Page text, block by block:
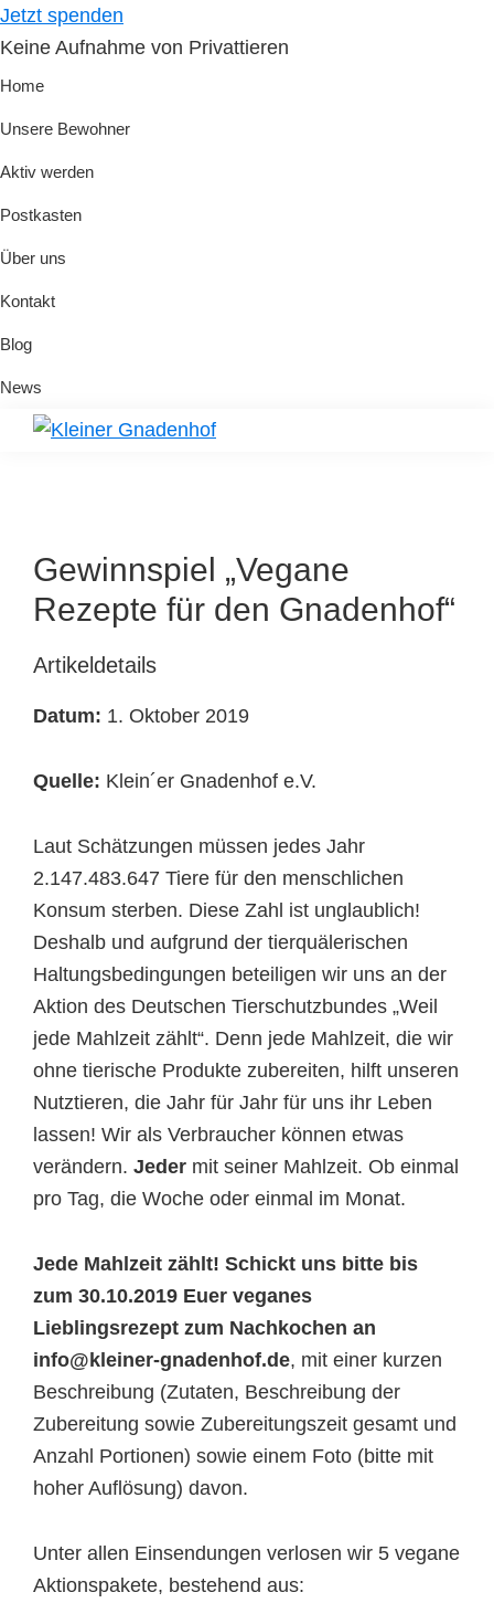
Skip
to
primary
Skip
to
main
Jetzt spenden
Keine Aufnahme von Privattieren
Home
Unsere Bewohner
Aktiv werden
Postkasten
Über uns
Kontakt
Blog
News
Gewinnspiel „Vegane
Rezepte für den Gnadenhof“
Artikeldetails
Datum: 1. Oktober 2019
Quelle: Klein´er Gnadenhof e.V.
Laut Schätzungen müssen jedes Jahr
2.147.483.647 Tiere für den menschlichen
Konsum sterben. Diese Zahl ist unglaublich!
Deshalb und aufgrund der tierquälerischen
Haltungsbedingungen beteiligen wir uns an der
Aktion des Deutschen Tierschutzbundes „Weil
jede Mahlzeit zählt“. Denn jede Mahlzeit, die wir
ohne tierische Produkte zubereiten, hilft unseren
Nutztieren, die Jahr für Jahr für uns ihr Leben
lassen! Wir als Verbraucher können etwas
verändern. Jeder mit seiner Mahlzeit. Ob einmal
pro Tag, die Woche oder einmal im Monat.
Jede Mahlzeit zählt! Schickt uns bitte bis
zum 30.10.2019 Euer veganes
Lieblingsrezept zum Nachkochen an
info@kleiner-gnadenhof.de, mit einer kurzen
Beschreibung (Zutaten, Beschreibung der
Zubereitung sowie Zubereitungszeit gesamt und
Anzahl Portionen) sowie einem Foto (bitte mit
hoher Auflösung) davon.
Unter allen Einsendungen verlosen wir 5 vegane
Aktionspakete, bestehend aus: